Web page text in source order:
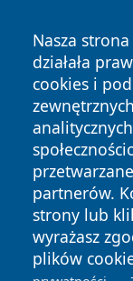
Nasza
działała
cookies i
partnerów.
strony lub
wyrażasz
plików
Copyright © 2026
News Autorzy